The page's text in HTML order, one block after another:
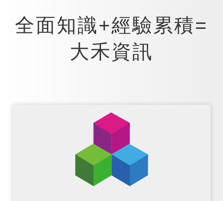
全面知識+經驗累積=
大禾資訊